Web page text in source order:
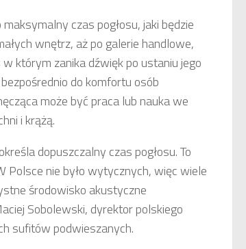
czas pogłosu, jaki będzie
wnętrz, aż po galerie handlowe,
którym zanika dźwięk po ustaniu jego
do komfortu osób
może być praca lub nauka we
i krążą.
dopuszczalny czas pogłosu. To
Polsce nie było wytycznych, więc wiele
środowisko akustyczne
Sobolewski, dyrektor polskiego
sufitów podwieszanych.